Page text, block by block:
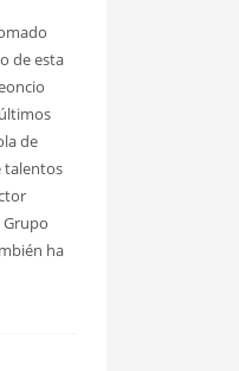
de esta
de
talentos
ha